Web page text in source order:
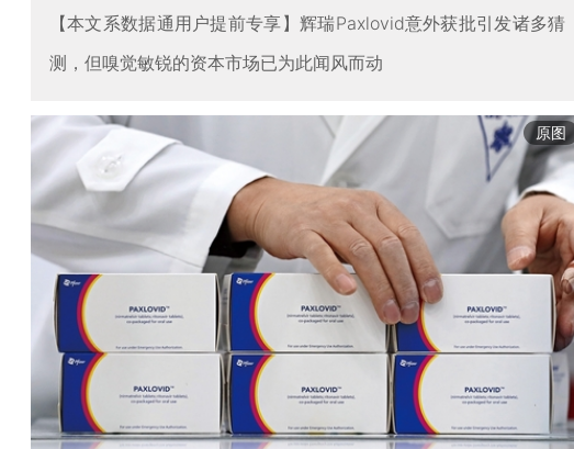
【本文系数据通用户提前专享】辉瑞Paxlovid意外获批引发诸多猜
测，但嗅觉敏锐的资本市场已为此闻风而动
原图